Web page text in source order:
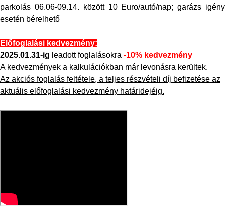
parkolás 06.06-09.14. között 10 Euro/autó/nap; garázs igény
esetén bérelhető
Előfoglalási kedvezmény:
2025.01.31-ig leadott foglalásokra -10% kedvezmény
A kedvezmények a kalkulációkban már levonásra kerültek.
Az akciós foglalás feltétele, a teljes részvételi díj befizetése az
aktuális előfoglalási kedvezmény határidejéig.